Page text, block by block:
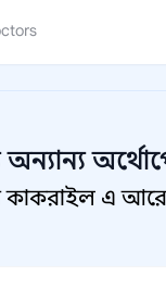
অন্যান্য
এ আরো